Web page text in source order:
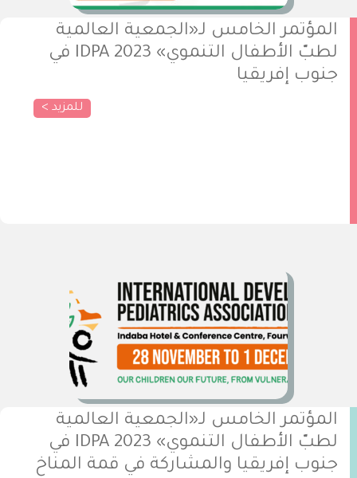
المؤتمر الخامس لـ«الجمعية العالمية
لطبّ الأطفال التنموي» 2023 IDPA في
جنوب إفريقيا
للمزيد >
المؤتمر الخامس لـ«الجمعية العالمية
لطبّ الأطفال التنموي» 2023 IDPA في
جنوب إفريقيا والمشاركة في قمة المناخ